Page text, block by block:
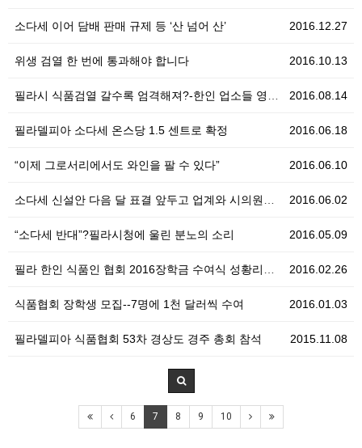
2016.12.27
소다세 이어 담배 판매 규제 등 ‘산 넘어 산’
2016.10.13
위생 검열 한 번에 통과해야 합니다
2016.08.14
필라시 식품검열 갈수록 엄격해져?-한인 업소들 영업정지…
2016.06.18
필라델피아 소다세 온스당 1.5 센트로 확정
2016.06.10
“이제 그로서리에서도 와인을 팔 수 있다”
2016.06.02
소다세 신설안 다음 달 표결 앞두고 업계와 시의원들 찬…
2016.05.09
“소다세 반대”?필라시청에 울린 분노의 소리
2016.02.26
필라 한인 식품인 협회 2016장학금 수여식 성황리에 …
2016.01.03
식품협회 장학생 모집--7명에 1천 달러씩 수여
2015.11.08
필라델피아 식품협회 53차 경상도 경주 총회 참석
6 7 8 9 10